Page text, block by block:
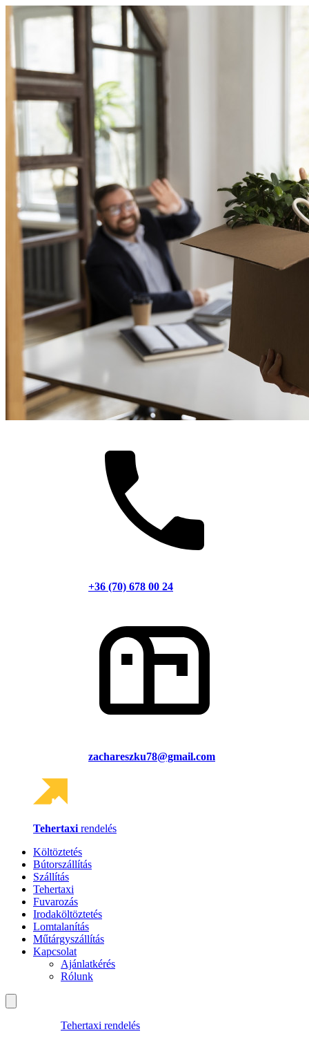
+36 (70) 678 00 24
zachareszku78@gmail.com
Tehertaxi rendelés
Költöztetés
Bútorszállítás
Szállítás
Tehertaxi
Fuvarozás
Irodaköltöztetés
Lomtalanítás
Műtárgyszállítás
Kapcsolat
Ajánlatkérés
Rólunk
Tehertaxi rendelés